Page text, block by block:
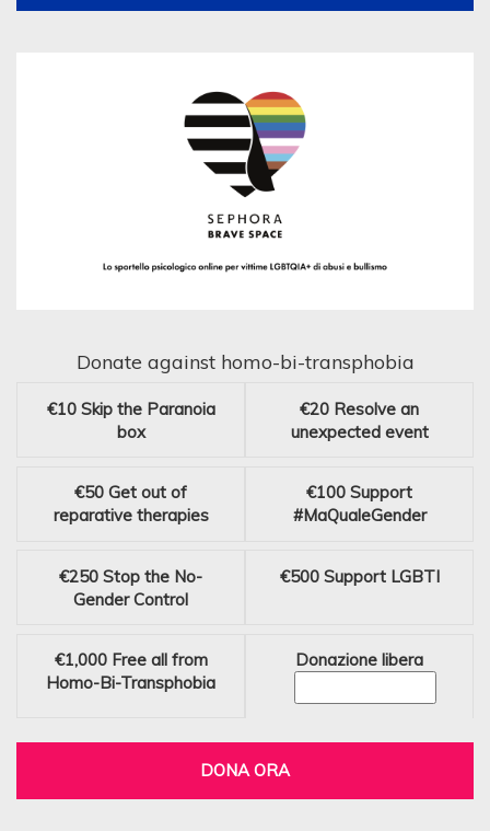
Donate against homo-bi-transphobia
€10 Skip the Paranoia
box
€20 Resolve an
unexpected event
€50 Get out of
reparative therapies
€100 Support
#MaQualeGender
€250 Stop the No-
Gender Control
€500 Support LGBTI
€1,000 Free all from
Homo-Bi-Transphobia
Donazione libera
DONA ORA